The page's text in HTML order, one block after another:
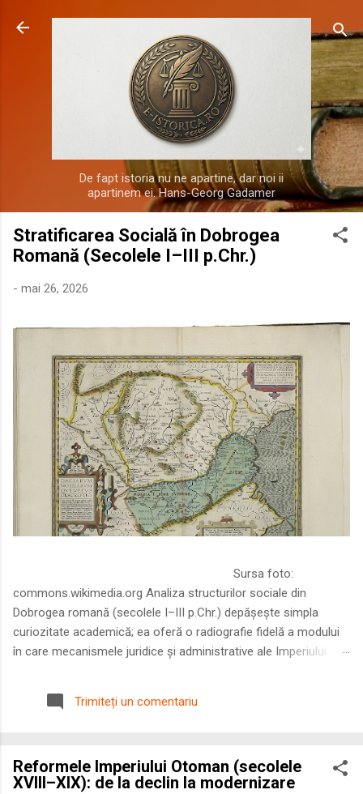
Treceți la conținutul principal
De fapt istoria nu ne apartine, dar noi ii
apartinem ei. Hans-Georg Gadamer
Stratificarea Socială în Dobrogea
Romană (Secolele I–III p.Chr.)
- mai 26, 2026
Sursa foto:
commons.wikimedia.org Analiza structurilor sociale din
Dobrogea romană (secolele I–III p.Chr.) depășește simpla
curiozitate academică; ea oferă o radiografie fidelă a modului
în care mecanismele juridice și administrative ale Imperiului
Într-o epocă în care prosperitatea excepțională a lumii romane
era susținută de o mobilitate socială dinamică și de o libertate
roman – în special a cetățenilor romani ( cives Romani ) în
țesutul urban și rural dobrogean – ne permite să măsurăm cu
Trimiteți un comentariu
Reformele Imperiului Otoman (secolele
XVIII–XIX): de la declin la modernizare